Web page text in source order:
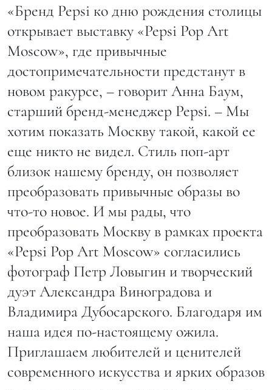
«Бренд Pepsi ко дню рождения столицы
открывает выставку «Pepsi Pop Art
Moscow», где привычные
достопримечательности предстанут в
новом ракурсе, – говорит Анна Баум,
старший бренд-менеджер Pepsi. – Мы
хотим показать Москву такой, какой ее
еще никто не видел. Стиль поп-арт
близок нашему бренду, он позволяет
преобразовать привычные образы во
что-то новое. И мы рады, что
преобразовать Москву в рамках проекта
«Pepsi Pop Art Moscow» согласились
фотограф Петр Ловыгин и творческий
дуэт Александра Виноградова и
Владимира Дубосарского. Благодаря им
наша идея по-настоящему ожила.
Приглашаем любителей и ценителей
современного искусства и ярких образов